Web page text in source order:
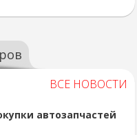
ВСЕ НОВОСТИ
автозапчастей